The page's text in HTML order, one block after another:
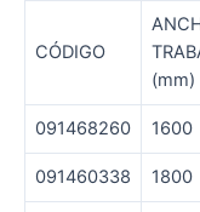
CÓDIGO
(mm)
091468260 1600
091460338 1800